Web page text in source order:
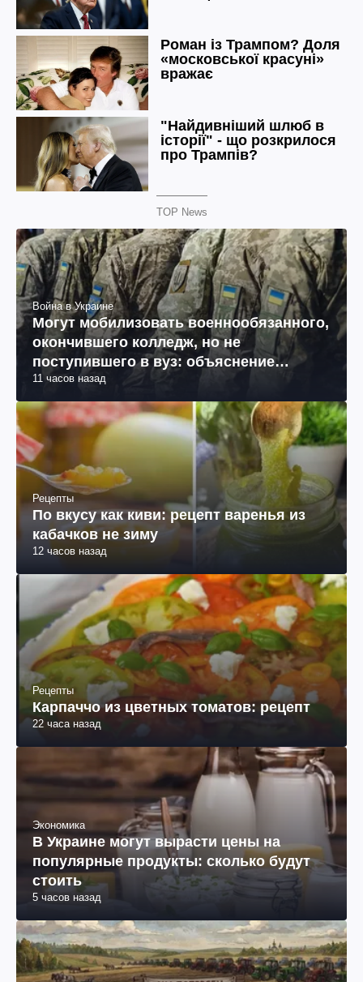
TOP News
Война в Украине
Могут мобилизовать военнообязанного,
окончившего колледж, но не
поступившего в вуз: объяснение
юриста
11 часов назад
Рецепты
По вкусу как киви: рецепт варенья из
кабачков не зиму
12 часов назад
Рецепты
Карпаччо из цветных томатов: рецепт
22 часа назад
Экономика
В Украине могут вырасти цены на
популярные продукты: сколько будут
стоить
5 часов назад